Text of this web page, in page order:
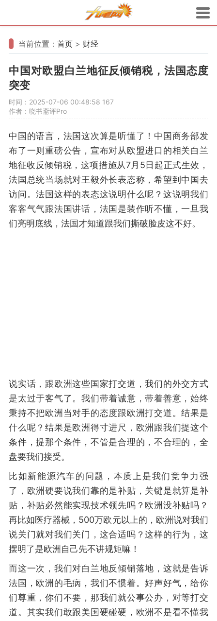
当前位置： 首页 > 财经
中国对欧盟白兰地征反倾销税，法国态度
突变
时间：2025-07-06 00:48:58 167
作者：晓书斋评Pro
中国的语言，法国这次算是听懂了！中国商务部发
布了一则重磅公告，宣布对从欧盟进口的相关白兰
地征收反倾销税，这项措施从7月5日起正式生效，
法国总统当场就对王毅外长表态称，希望到中国去
访问。法国这样的表态这说明什么呢？这说明我们
客客气气跟法国讲话，法国是装作听不懂，一旦我
们亮明底线，法国才知道跟我们撕破脸皮这不好。
说实话，跟欧洲这些国家打交道，我们的外交方式
是太过于客气了。我们带着诚意，带着善意，始终
秉持不把欧洲当对手的态度跟欧洲打交道。结果是
什么呢？结果是欧洲得寸进尺，欧洲跟我们提这个
条件，提那个条件，不管是合理的，不合理的，全
盘要我们接受。
比如新能源汽车的问题，本质上是我们竞争力强
了，欧洲硬要说我们靠的是补贴，关键是就算是补
贴，补贴必然能实现技术领先吗？欧洲没补贴吗？
再比如医疗器械，500万欧元以上的，欧洲说对我们
说关门就对我们关门，这合适吗？这样的行为，这
摆明了是欧洲自己先不讲规矩嘛！
而这一次，我们对白兰地反倾销落地，这就是告诉
法国，欧洲的毛病，我们不惯着。好声好气，给你
们尊重，你们不要，那我们就公事公办，对等打交
道。其实我们敢跟美国硬碰硬，欧洲不是看不懂我